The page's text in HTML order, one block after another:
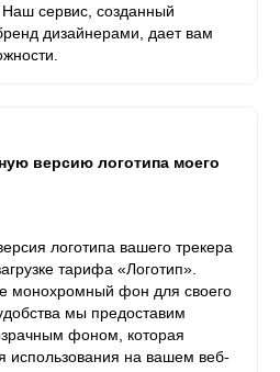
сервис, созданный
дизайнерами, дает вам
версию логотипа моего
логотипа вашего трекера
тарифа «Логотип».
монохромный фон для своего
мы предоставим
фоном, которая
использования на вашем веб-